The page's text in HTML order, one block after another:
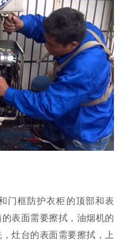
门框防护衣柜的顶部和表
表面需要擦拭，油烟机的
灶台的表面需要擦拭，上